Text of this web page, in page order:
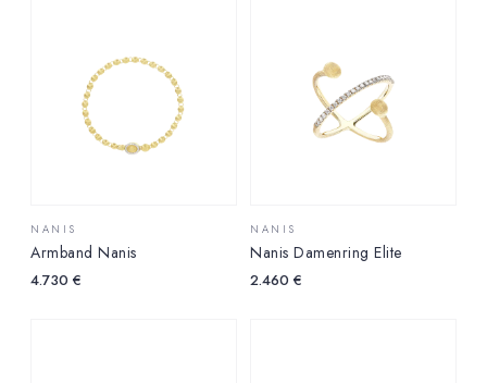
NANIS
Armband Nanis
4.730 €
NANIS
Nanis Damenring Elite
2.460 €